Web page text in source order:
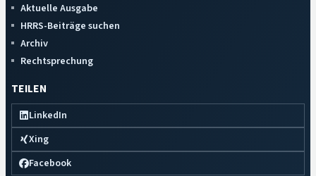
Aktuelle Ausgabe
HRRS-Beiträge suchen
Archiv
Rechtsprechung
TEILEN
LinkedIn
Xing
Facebook